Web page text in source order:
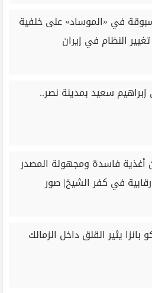
في «الموساد» على خلفية
النظام في إيران
سعيد بمدينة نصر..
1.5طن أغذية فاسدة ومجهولة المصدر
في كفر الشيخ| صور
يثير القلق داخل الزمالك